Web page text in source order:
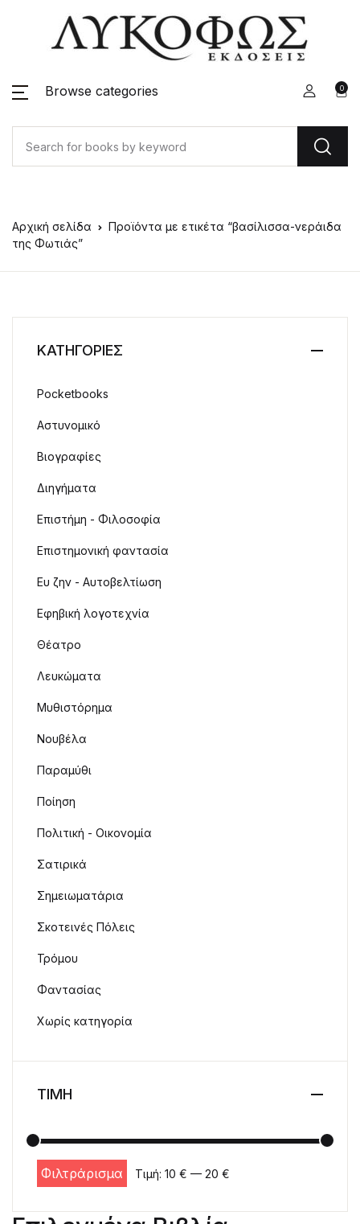
Browse categories 0
Αρχική σελίδα
Προϊόντα με ετικέτα “βασίλισσα-νεράιδα
της Φωτιάς”
ΚΑΤΗΓΟΡΙΕΣ
Pocketbooks
Αστυνομικό
Βιογραφίες
Διηγήματα
Επιστήμη - Φιλοσοφία
Επιστημονική φαντασία
Ευ ζην - Αυτοβελτίωση
Εφηβική λογοτεχνία
Θέατρο
Λευκώματα
Μυθιστόρημα
Νουβέλα
Παραμύθι
Ποίηση
Πολιτική - Οικονομία
Σατιρικά
Σημειωματάρια
Σκοτεινές Πόλεις
Τρόμου
Φαντασίας
Χωρίς κατηγορία
ΤΙΜΗ
Ελάχιστη τιμή
Μέγιστη τιμή
Φιλτράρισμα Τιμή: 10 € — 20 €